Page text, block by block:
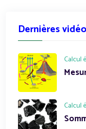
Dernières
Calcul
Calcul